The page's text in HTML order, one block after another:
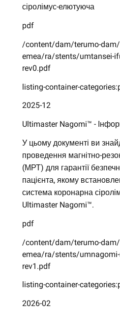
сіролімус-елютуюча
pdf
/content/dam/terumo-
emea/ra/stents/umtansei-
rev0.pdf
listing-container-
2025-12
Ultimaster Nagomi™ -
У цьому документі ви
проведення магнітно-
(МРТ) для гарантії
пацієнта, якому
система коронарна
Ultimaster Nagomi™.
pdf
/content/dam/terumo-
emea/ra/stents/
rev1.pdf
listing-container-
2026-02